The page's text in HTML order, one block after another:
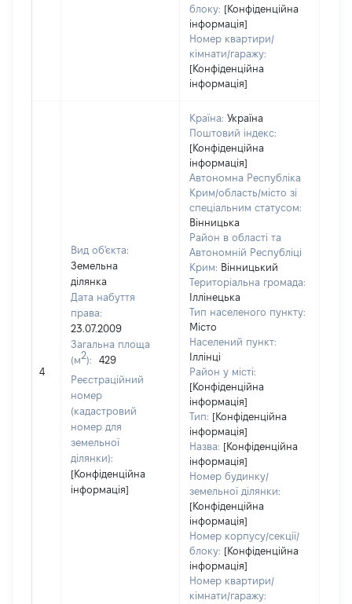
блоку: [Конфіденційна
інформація]
Номер квартири/
кімнати/гаражу:
[Конфіденційна
інформація]
4
Вид об'єкта:
Земельна
ділянка
Дата набуття
права:
23.07.2009
Загальна площа
(м2):
429
Реєстраційний
номер
(кадастровий
номер для
земельної
ділянки):
[Конфіденційна
інформація]
Країна: Україна
Поштовий індекс:
[Конфіденційна
інформація]
Автономна Республіка
Крим/область/місто зі
спеціальним статусом:
Вінницька
Район в області та
Автономній Республіці
Крим: Вінницький
Територіальна громада:
Іллінецька
Тип населеного пункту:
Місто
Населений пункт:
Іллінці
Район у місті:
[Конфіденційна
інформація]
Тип: [Конфіденційна
інформація]
Назва: [Конфіденційна
інформація]
Номер будинку/
земельної ділянки:
[Конфіденційна
інформація]
Номер корпусу/секції/
блоку: [Конфіденційна
інформація]
Номер квартири/
кімнати/гаражу: